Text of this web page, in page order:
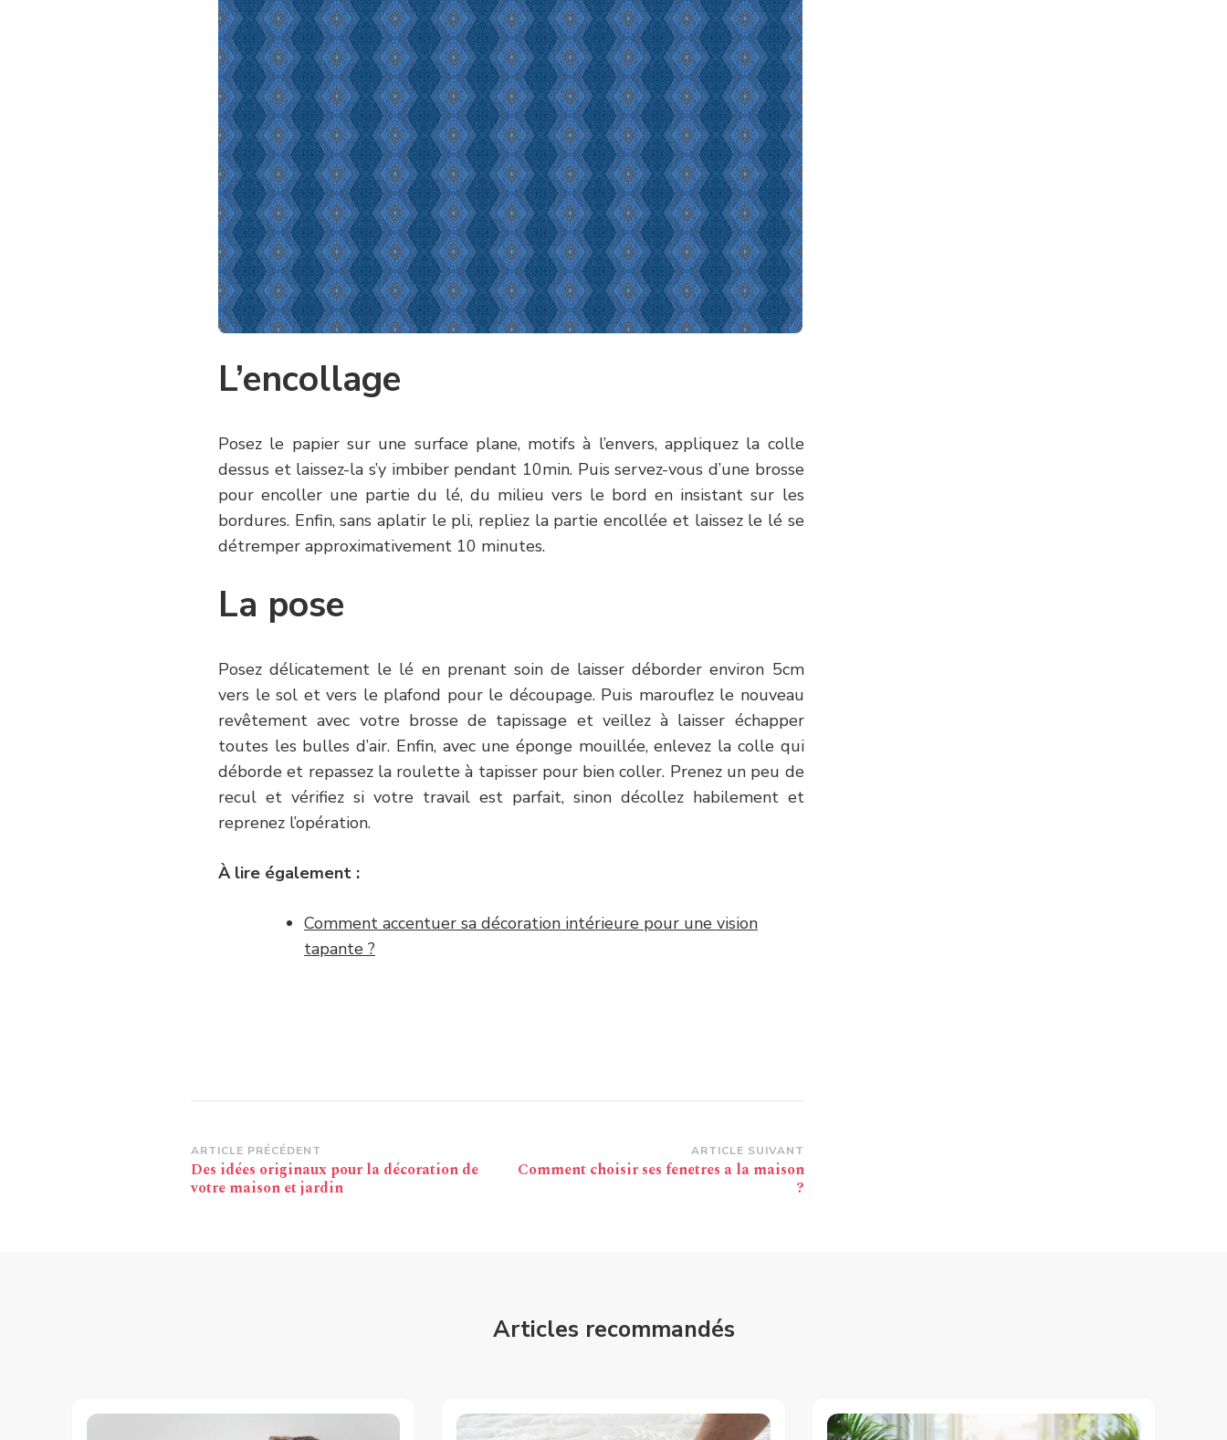
L’encollage
Posez le papier sur une surface plane, motifs à l’envers, appliquez la colle
dessus et laissez-la s’y imbiber pendant 10min. Puis servez-vous d’une brosse
pour encoller une partie du lé, du milieu vers le bord en insistant sur les
bordures. Enfin, sans aplatir le pli, repliez la partie encollée et laissez le lé se
détremper approximativement 10 minutes.
La pose
Posez délicatement le lé en prenant soin de laisser déborder environ 5cm
vers le sol et vers le plafond pour le découpage. Puis marouflez le nouveau
revêtement avec votre brosse de tapissage et veillez à laisser échapper
toutes les bulles d’air. Enfin, avec une éponge mouillée, enlevez la colle qui
déborde et repassez la roulette à tapisser pour bien coller. Prenez un peu de
recul et vérifiez si votre travail est parfait, sinon décollez habilement et
reprenez l’opération.
À lire également :
Comment accentuer sa décoration intérieure pour une vision
tapante ?
Navigation
d’article
ARTICLE PRÉCÉDENT
Des idées originaux pour la décoration de
votre maison et jardin
ARTICLE SUIVANT
Comment choisir ses fenetres a la maison
?
Articles recommandés